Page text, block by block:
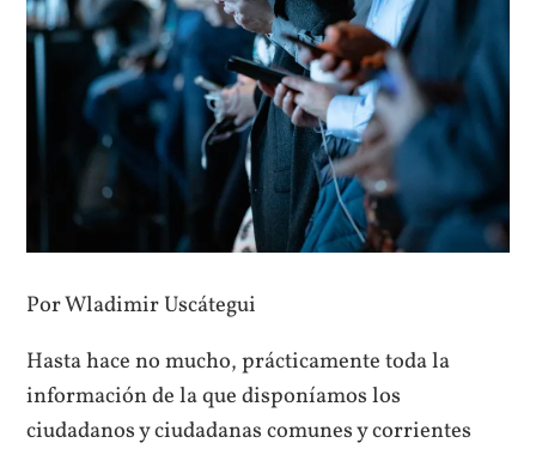
Por Wladimir Uscátegui
Hasta hace no mucho, prácticamente toda la
información de la que disponíamos los
ciudadanos y ciudadanas comunes y corrientes